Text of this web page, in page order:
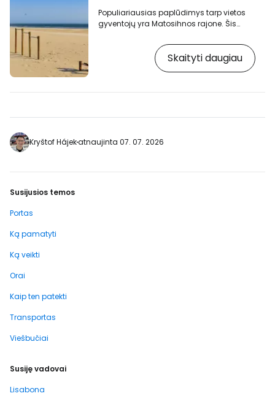
Populiariausias paplūdimys tarp vietos
gyventojų yra Matosihnos rajone. Šis
mieste, jame nėra uolų, o iš vienos pusės
jį saugo uosto prieplauka, dėl kurios
bangos yra mažesnės. [btn "Užsisakykite
Skaityti daugiau
Kryštof Hájekatnaujinta 07. 07. 2026
Susijusios temos
Portas
Ką pamatyti
Ką veikti
Orai
Kaip ten patekti
Transportas
Viešbučiai
Susiję vadovai
Lisabona